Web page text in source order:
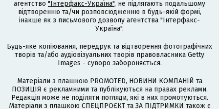
агентство "Інтерфакс-Україна", не підлягають подальшому
відтворенню та/чи розповсюдженню в будь-якій формі,
інакше як з письмового дозволу агентства "Інтерфакс-
Україна".
Будь-яке копіювання, передрук та відтворення фотографічних
творів та/або аудіовізуальних творів правовласника Getty
Images - суворо забороняється.
Матеріали з плашкою PROMOTED, НОВИНИ КОМПАНІЙ та
ПОЗИЦІЯ є рекламними та публікуються на правах реклами.
Редакція може не поділяти погляди, які в них промотуються.
Матеріали з плашкою СПЕЦПРОЄКТ та ЗА ПІДТРИМКИ також є